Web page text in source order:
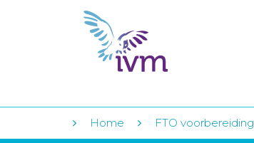
Home FTO voorbereiding